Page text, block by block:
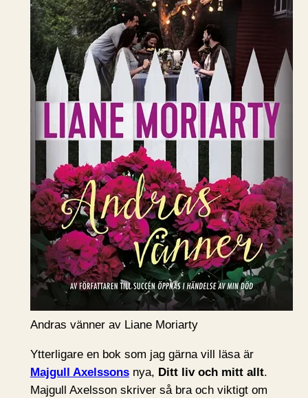
Andras vänner av Liane Moriarty
Ytterligare en bok som jag gärna vill läsa är
Majgull Axelssonsnya, Ditt liv och mitt allt.
Majgull Axelsson skriver så bra och viktigt om